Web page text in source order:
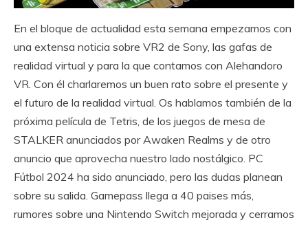
En el bloque de actualidad esta semana empezamos con
una extensa noticia sobre VR2 de Sony, las gafas de
realidad virtual y para la que contamos con Alehandoro
VR. Con él charlaremos un buen rato sobre el presente y
el futuro de la realidad virtual. Os hablamos también de la
próxima película de Tetris, de los juegos de mesa de
STALKER anunciados por Awaken Realms y de otro
anuncio que aprovecha nuestro lado nostálgico. PC
Fútbol 2024 ha sido anunciado, pero las dudas planean
sobre su salida. Gamepass llega a 40 paises más,
rumores sobre una Nintendo Switch mejorada y cerramos